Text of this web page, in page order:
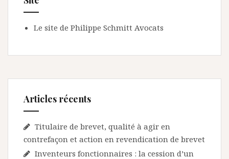
Le site de Philippe Schmitt Avocats
Articles récents
Titulaire de brevet, qualité à agir en
contrefaçon et action en revendication de brevet
Inventeurs fonctionnaires : la cession d’un